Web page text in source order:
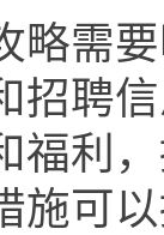
略需
招聘
福利
施可